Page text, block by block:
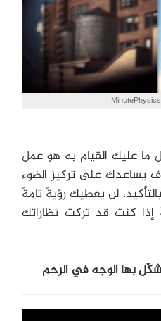
ما عليك القيام به هو عمل
يساعدك على تركيز الضوء
لن يعطيك رؤيةً تامةً
إذا كنت قد تركت نظاراتك